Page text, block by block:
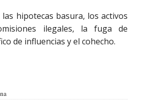
hipotecas basura, los activos
ilegales, la fuga de
de influencias y el cohecho.